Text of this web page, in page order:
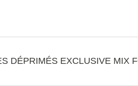
DÉPRIMÉS EXCLUSIVE MIX